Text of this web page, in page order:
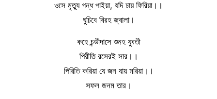
ওসে মৃত্যু গন্ধ পাইয়া, যদি চায় ফিরিয়া।।
ঘুচিবে বিরহ জ্বালা।
কহে চন্ডীদাসে শুনহ যুবতী
পিরীতি রসেরই সার।।
পিরিতি করিয়া যে জন যায় মরিয়া।।
সফল জনম তার।